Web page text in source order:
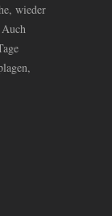
wieder